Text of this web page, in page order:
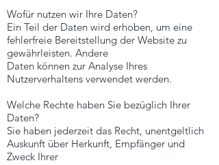
Wofür nutzen wir Ihre Daten?
Ein Teil der Daten wird erhoben, um eine
fehlerfreie Bereitstellung der Website zu
gewährleisten. Andere
Daten können zur Analyse Ihres
Nutzerverhaltens verwendet werden.
Welche Rechte haben Sie bezüglich Ihrer
Daten?
Sie haben jederzeit das Recht, unentgeltlich
Auskunft über Herkunft, Empfänger und
Zweck Ihrer